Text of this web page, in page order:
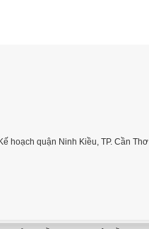
hoạch quận Ninh Kiều, TP. Cần Thơ